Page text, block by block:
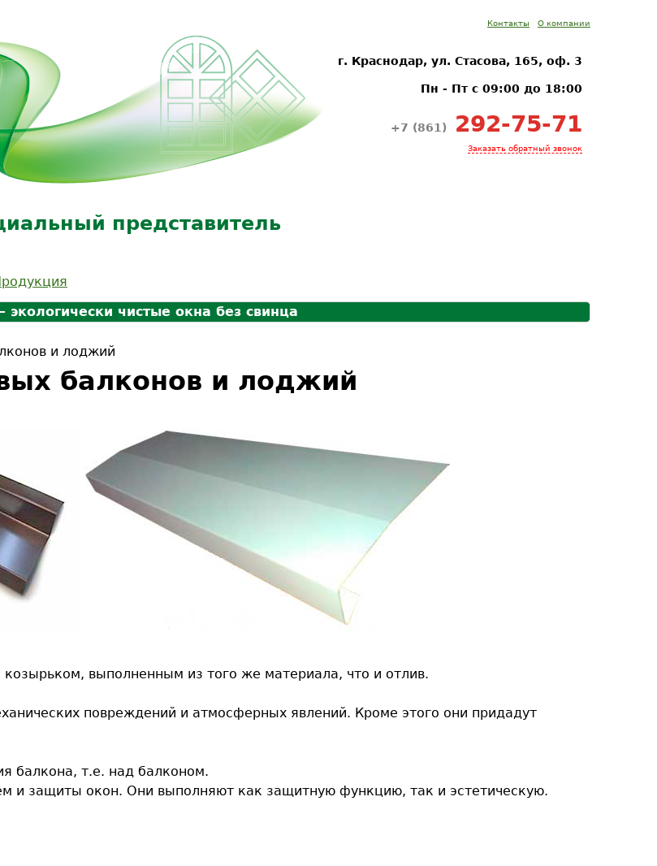
Контакты О компании
г. Краснодар, ул. Стасова, 165, оф. 3
Пн - Пт с 09:00 до 18:00
+7 (861) 292-75-71
Заказать обратный звонок
представитель
экологически чистые окна без свинца
и лоджий
балконов и лоджий
выполненным из того же материала, что и отлив.
повреждений и атмосферных явлений. Кроме этого они придадут
балкона, т.е. над балконом.
и защиты окон. Они выполняют как защитную функцию, так и эстетическую.